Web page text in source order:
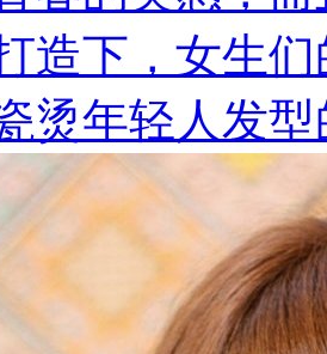
造下，女生
烫年轻人发